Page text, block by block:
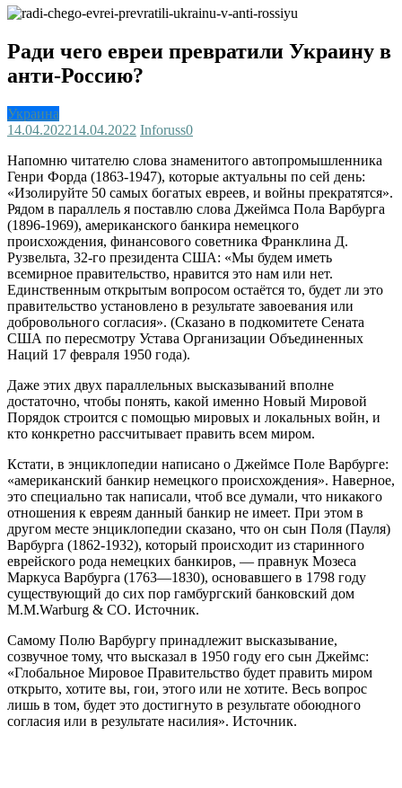
Ради чего евреи превратили Украину в
анти-Россию?
Украина
14.04.202214.04.2022 Inforuss0
Напомню читателю слова знаменитого автопромышленника
Генри Форда (1863-1947), которые актуальны по сей день:
«Изолируйте 50 самых богатых евреев, и войны прекратятся».
Рядом в параллель я поставлю слова Джеймса Пола Варбурга
(1896-1969), американского банкира немецкого
происхождения, финансового советника Франклина Д.
Рузвельта, 32-го президента США: «Мы будем иметь
всемирное правительство, нравится это нам или нет.
Единственным открытым вопросом остаётся то, будет ли это
правительство установлено в результате завоевания или
добровольного согласия». (Сказано в подкомитете Сената
США по пересмотру Устава Организации Объединенных
Наций 17 февраля 1950 года).
Даже этих двух параллельных высказываний вполне
достаточно, чтобы понять, какой именно Новый Мировой
Порядок строится с помощью мировых и локальных войн, и
кто конкретно рассчитывает править всем миром.
Кстати, в энциклопедии написано о Джеймсе Поле Варбурге:
«американский банкир немецкого происхождения». Наверное,
это специально так написали, чтоб все думали, что никакого
отношения к евреям данный банкир не имеет. При этом в
другом месте энциклопедии сказано, что он сын Поля (Пауля)
Варбурга (1862-1932), который происходит из старинного
еврейского рода немецких банкиров, — правнук Мозеса
Маркуса Варбурга (1763—1830), основавшего в 1798 году
существующий до сих пор гамбургский банковский дом
M.M.Warburg & CO. Источник.
Самому Полю Варбургу принадлежит высказывание,
созвучное тому, что высказал в 1950 году его сын Джеймс:
«Глобальное Мировое Правительство будет править миром
открыто, хотите вы, гои, этого или не хотите. Весь вопрос
лишь в том, будет это достигнуто в результате обоюдного
согласия или в результате насилия». Источник.